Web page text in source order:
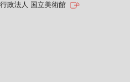
政法人 国立美術館